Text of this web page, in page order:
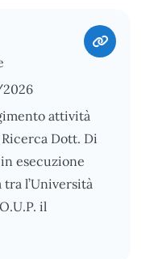
attività
Dott. Di
esecuzione
l’Università
il